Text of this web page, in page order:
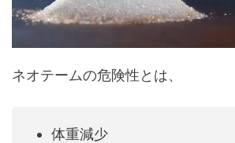
ネオテームの危険性とは、
体重減少